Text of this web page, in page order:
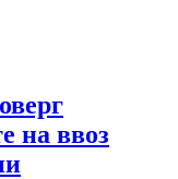
на ввоз